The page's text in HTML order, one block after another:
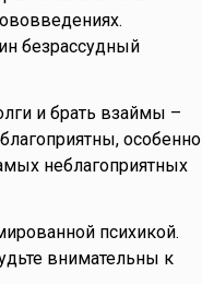
безрассудный
и брать взаймы –
особенно
неблагоприятных
психикой.
внимательны к